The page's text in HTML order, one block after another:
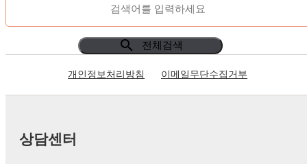
search 전체검색
개인정보처리방침 이메일무단수집거부
상담센터